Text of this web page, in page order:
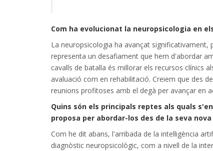
Com ha evolucionat la neuropsicologia en
La neuropsicologia ha avançat significativament,
representa un desafiament que hem d'abordar
cavalls de batalla és millorar els recursos clínics
avaluació com en rehabilitació. Creiem que des
reunions profitoses amb el degà per avançar en
Quins són els principals reptes als quals
proposa per abordar-los des de la seva
Com he dit abans, l'arribada de la intel·ligència
diagnòstic neuropsicològic, com a nivell de la